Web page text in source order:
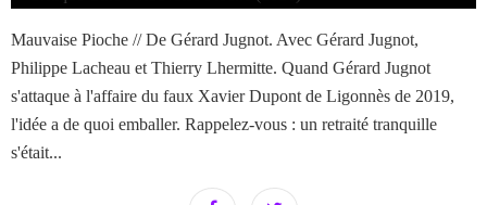
Mauvaise Pioche // De Gérard Jugnot. Avec Gérard Jugnot,
Philippe Lacheau et Thierry Lhermitte. Quand Gérard Jugnot
s'attaque à l'affaire du faux Xavier Dupont de Ligonnès de 2019,
l'idée a de quoi emballer. Rappelez-vous : un retraité tranquille
s'était...